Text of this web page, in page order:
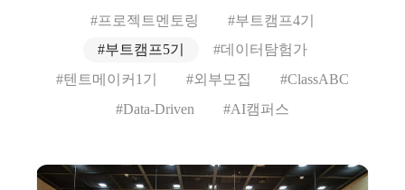
#프로젝트멘토링
#부트캠프4기
#부트캠프5기
#데이터탐험가
#텐트메이커1기
#외부모집
#ClassABC
#Data-Driven
#AI캠퍼스